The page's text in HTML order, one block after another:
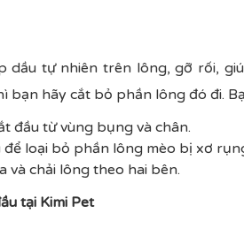
tự nhiên trên lông, gỡ rối,
hãy cắt bỏ phần lông đó đi.
đầu từ vùng bụng và chân.
loại bỏ phần lông mèo bị xơ
và chải lông theo hai bên.
tại Kimi Pet